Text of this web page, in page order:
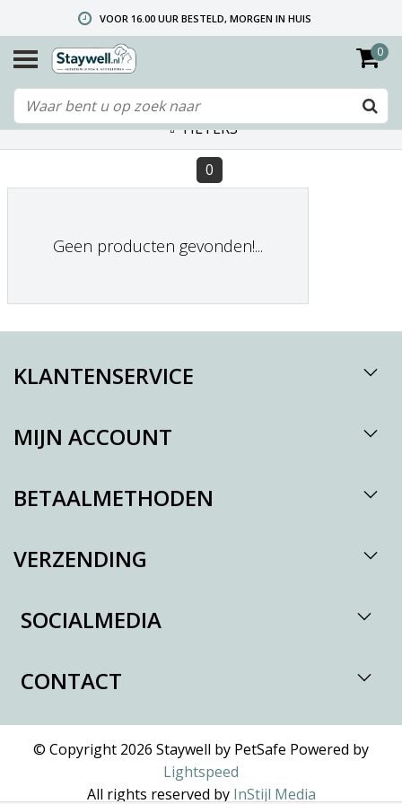
VOOR 16.00 UUR BESTELD, MORGEN IN HUIS
GRATIS VERZENDING VANAF € 40,- (ALLEEN NEDERLAND)
TELEFONISCHE HELPDESK 010 492 02 35 (LET OP: WIJ ZIJN NIET DE FABRIKANT! ZIE KLANTENSERVICE-INFO)
0
FILTERS
0
Geen producten gevonden!...
KLANTENSERVICE
MIJN ACCOUNT
BETAALMETHODEN
VERZENDING
SOCIALMEDIA
CONTACT
© Copyright 2026 Staywell by PetSafe Powered by
Lightspeed
All rights reserved by InStijl Media